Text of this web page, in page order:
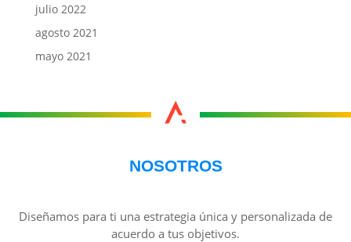
julio 2022
agosto 2021
mayo 2021
NOSOTROS
Diseñamos para ti una estrategia única y personalizada de
acuerdo a tus objetivos.